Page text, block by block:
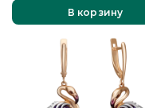
В корзину